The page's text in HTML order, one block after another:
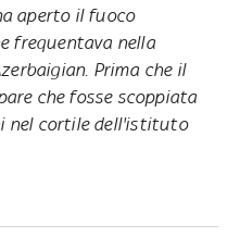
aperto il fuoco
frequentava nella
Prima che il
che fosse scoppiata
nel cortile dell'istituto